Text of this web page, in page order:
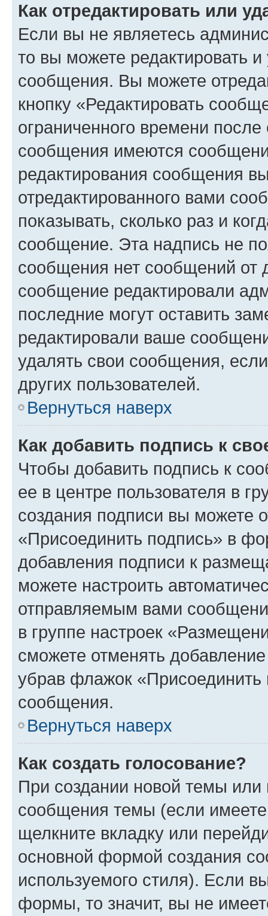
Как отредактировать или
Если вы не являетесь
то вы можете редактировать
сообщения. Вы можете
кнопку «Редактировать
ограниченного времени
сообщения имеются
редактирования сообщения
отредактированного вами
показывать, сколько раз и
сообщение. Эта надпись не
сообщения нет сообщений от
сообщение редактировали
последние могут оставить
редактировали ваше
удалять свои сообщения,
других пользователей.
Вернуться наверх
Как добавить подпись к
Чтобы добавить подпись к
ее в центре пользователя в
создания подписи вы можете
«Присоединить подпись» в
добавления подписи к
можете настроить
отправляемым вами
в группе настроек
сможете отменять
убрав флажок
сообщения.
Вернуться наверх
Как создать голосование?
При создании новой темы или
сообщения темы (если
щелкните вкладку или
основной формой создания
используемого стиля). Если
формы, то значит, вы не